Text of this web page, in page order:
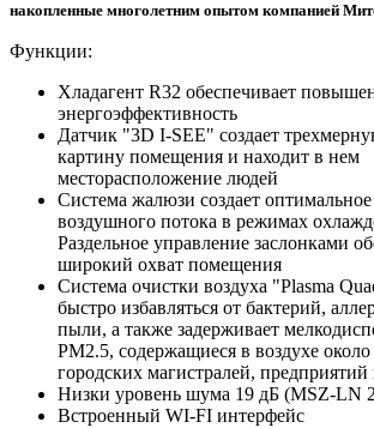
накопленные многолетним опытом компанией
Функции:
Хладагент R32 обеспечивает
энергоэффективность
Датчик "3D I-SEE" создает
картину помещения и находит в нем
месторасположение людей
Система жалюзи создает
воздушного потока в режимах
Раздельное управление заслонками
широкий охват помещения
Система очистки воздуха "Plasma
быстро избавляться от бактерий,
пыли, а также задерживает
PM2.5, содержащиеся в воздухе
городских магистралей,
Низки уровень шума 19 дБ (MSZ-LN
Встроенный WI-FI интерфейс